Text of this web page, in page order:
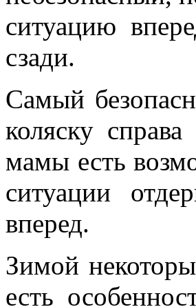
ситуацию
сзади.
Самый
коляску
мамы есть
ситуации
вперед.
Зимой
есть